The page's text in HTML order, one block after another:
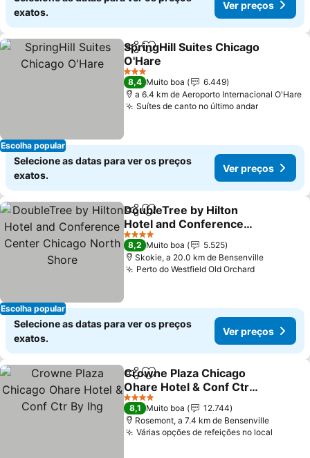
exatos.
Ver preços
Escolha popular
PartilharAdicionar aos favoritos
SpringHill Suites Chicago
O'Hare
3 Estrelas
8,4 Muito boa
6.449
a 6.4 km de Aeroporto Internacional O'Hare
Suítes de canto no último andar
Selecione as datas para ver os preços
exatos.
Ver preços
Escolha popular
PartilharAdicionar aos favoritos
DoubleTree by Hilton
Hotel and Conference
Center Chicago North
Shore
4 Estrelas
8,2 Muito boa
5.525
Skokie, a 20.0 km de Bensenville
Perto do Westfield Old Orchard
Selecione as datas para ver os preços
exatos.
Ver preços
PartilharAdicionar aos favoritos
Crowne Plaza Chicago
Ohare Hotel & Conf Ctr
By Ihg
4 Estrelas
8,1 Muito boa
12.744
Rosemont, a 7.4 km de Bensenville
Várias opções de refeições no local